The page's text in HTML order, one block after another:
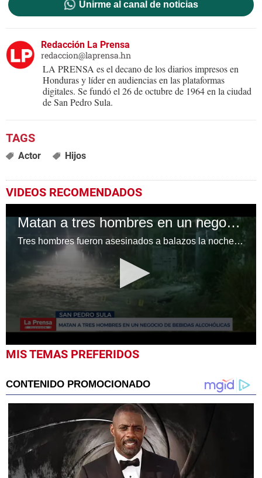
Unirme al canal de noticias
Redacción La Prensa
redaccion@laprensa.hn
LA PRENSA es el decano de los diarios impresos en
Honduras y líder en audiencias en las plataformas
digitales. Se fundó el 26 de octubre de 1964 en la ciudad
de San Pedro Sula.
Actor Hijos
VIDEOS RECOMENDADOS
Matan a tres hombres en un negocio de bebidas alcohólicas en San Pedro Sula
Tres hombres fueron asesinados a balazos la noche de este miércoles en un negocio de bebidas alcohólicas ubicado en la colonia La Sabana del sector de Ticamaya, en San Pedro Sula.
0
seconds
seconds
MIS TEMAS PREFERIDOS